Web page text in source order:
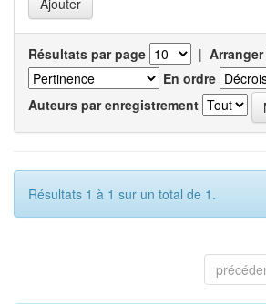
Résultats par page |
En ordre
Auteurs par enregistrement
Résultats 1 à 1 sur un total de 1.